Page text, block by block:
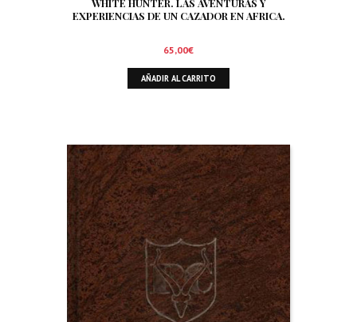
EXPERIENCIAS DE UN CAZADOR EN AFRICA.
65,00€
AÑADIR AL CARRITO